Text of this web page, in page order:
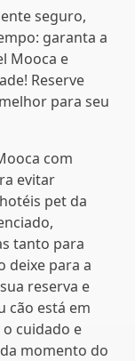
seguro,
garanta a
Mooca e
Reserve
para seu
com
evitar
pet da
tanto para
deixe para a
reserva e
cão está em
cuidado e
momento do